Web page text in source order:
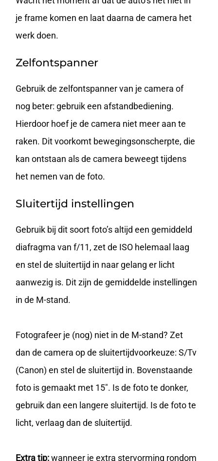
je frame komen en laat daarna de camera het
werk doen.
Zelfontspanner
Gebruik de zelfontspanner van je camera of
nog beter: gebruik een afstandbediening.
Hierdoor hoef je de camera niet meer aan te
raken. Dit voorkomt bewegingsonscherpte, die
kan ontstaan als de camera beweegt tijdens
het nemen van de foto.
Sluitertijd instellingen
Gebruik bij dit soort foto’s altijd een gemiddeld
diafragma van f/11, zet de ISO helemaal laag
en stel de sluitertijd in naar gelang er licht
aanwezig is. Dit zijn de gemiddelde instellingen
in de M-stand.
Fotografeer je (nog) niet in de M-stand? Zet
dan de camera op de sluitertijdvoorkeuze: S/Tv
(Canon) en stel de sluitertijd in. Bovenstaande
foto is gemaakt met 15″. Is de foto te donker,
gebruik dan een langere sluitertijd. Is de foto te
licht, verlaag dan de sluitertijd.
Extra tip:wanneer je extra stervorming rondom